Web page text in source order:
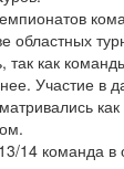
областных
так как
Участие в
14 команда в